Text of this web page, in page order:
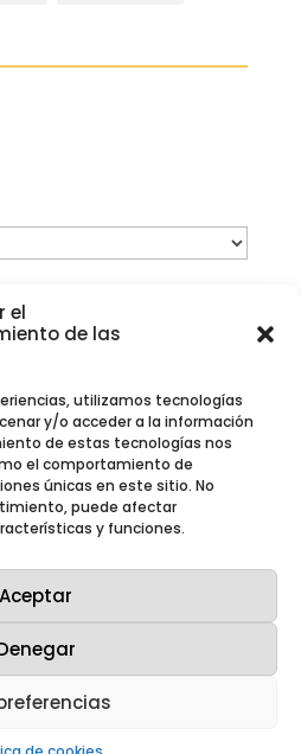
el
de las
utilizamos tecnologías
y/o acceder a la información
de estas tecnologías nos
el comportamiento de
únicas en este sitio. No
puede afectar
y funciones.
Aceptar